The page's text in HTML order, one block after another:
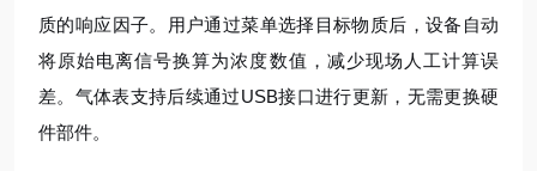
质的响应因子。用户通过菜单选择目标物质后，设备自动
将原始电离信号换算为浓度数值，减少现场人工计算误
差。气体表支持后续通过USB接口进行更新，无需更换硬
件部件。